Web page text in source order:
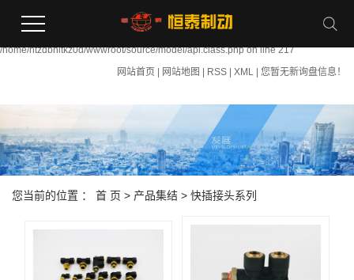
file_put_contents(/home/htzdbhltkz0d/wwwroot/source/cache/license_cache.php):
/home/htzdbhltkz0d/wwwroot/source/model/api.class.php on line 217
网站首页
网站地图 RSS XML 您暂无新询盘信息！
您当前的位置 ： 首 页 > 产品集结 > 快插接头系列